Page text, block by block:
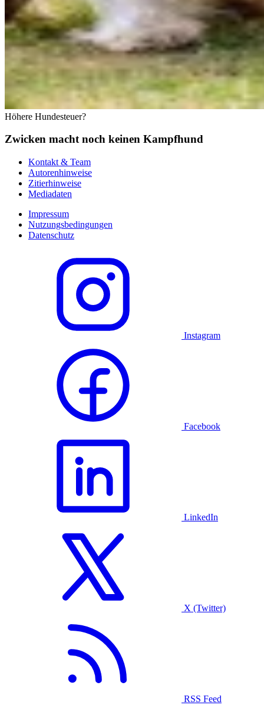
Höhere Hundesteuer?
Zwicken macht noch keinen Kampfhund
Kontakt & Team
Autorenhinweise
Zitierhinweise
Mediadaten
Impressum
Nutzungsbedingungen
Datenschutz
Instagram
Facebook
LinkedIn
X (Twitter)
RSS Feed